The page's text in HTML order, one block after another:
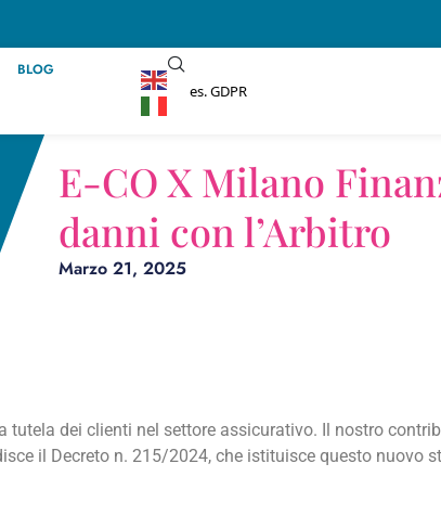
BLOG
E-CO X Milano
danni con l’Arbitro
Marzo 21, 2025
tutela dei clienti nel settore assicurativo. Il nostro
il Decreto n. 215/2024, che istituisce questo nuovo